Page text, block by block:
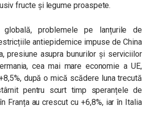
fructe și legume proaspete.
globală, problemele pe lanțurile de
antiepidemice impuse de China
presiune asupra bunurilor și serviciilor
cea mai mare economie a UE,
după o mică scădere luna trecută
pentru scurt timp speranțele de
Franța au crescut cu +6,8%, iar în Italia